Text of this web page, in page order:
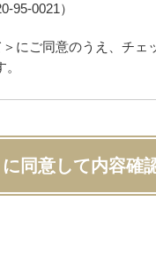
95-0021）
にご同意のうえ、チェ
同意して内容確